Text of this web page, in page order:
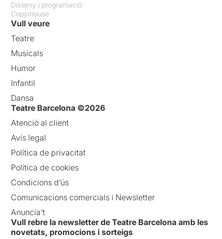
Disseny i programació:
Copymouse
Vull veure
Teatre
Musicals
Humor
Infantil
Dansa
Teatre Barcelona ©2026
Atenció al client
Avís legal
Política de privacitat
Política de cookies
Condicions d’ús
Comunicacions comercials i Newsletter
Anuncia’t
Vull rebre la newsletter de Teatre Barcelona amb les
novetats, promocions i sorteigs